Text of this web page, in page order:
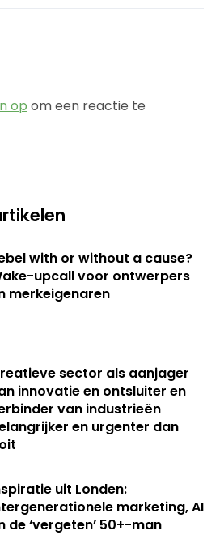
op om een reactie te
with or without a cause?
upcall voor ontwerpers
merkeigenaren
sector als aanjager
innovatie en ontsluiter en
van industrieën
en urgenter dan
uit Londen:
marketing, AI
de ‘vergeten’ 50+-man